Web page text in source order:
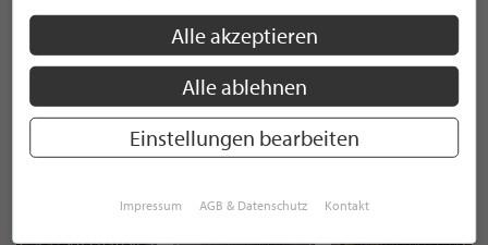
STILPUNKTE AUF
INSTAGRAM
Alle akzeptieren
Alle ablehnen
Einstellungen bearbeiten
Impressum AGB & Datenschutz Kontakt